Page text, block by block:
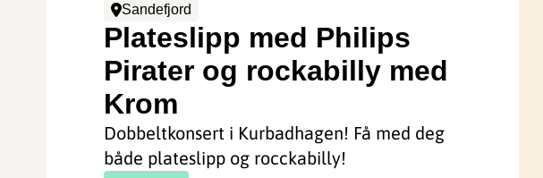
Sandefjord
Plateslipp med Philips
Pirater og rockabilly med
Krom
Dobbeltkonsert i Kurbadhagen! Få med deg
både plateslipp og rocckabilly!